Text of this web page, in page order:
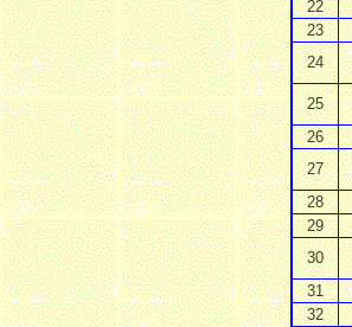
22
23
24
25
26
27
28
29
30
31
32